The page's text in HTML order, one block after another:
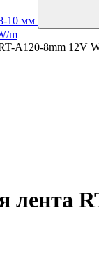
10 мм
m
A120-8mm 12V
лента